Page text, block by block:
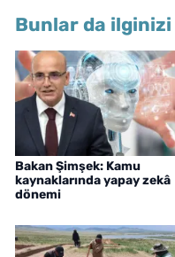
Bunlar da
Bakan Şimşek: Kamu
kaynaklarında yapay zekâ
dönemi